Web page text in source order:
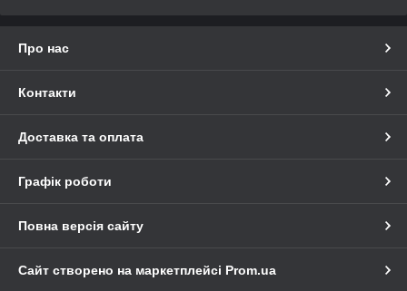
Про нас
Контакти
Доставка та оплата
Графік роботи
Повна версія сайту
Сайт створено на маркетплейсі Prom.ua